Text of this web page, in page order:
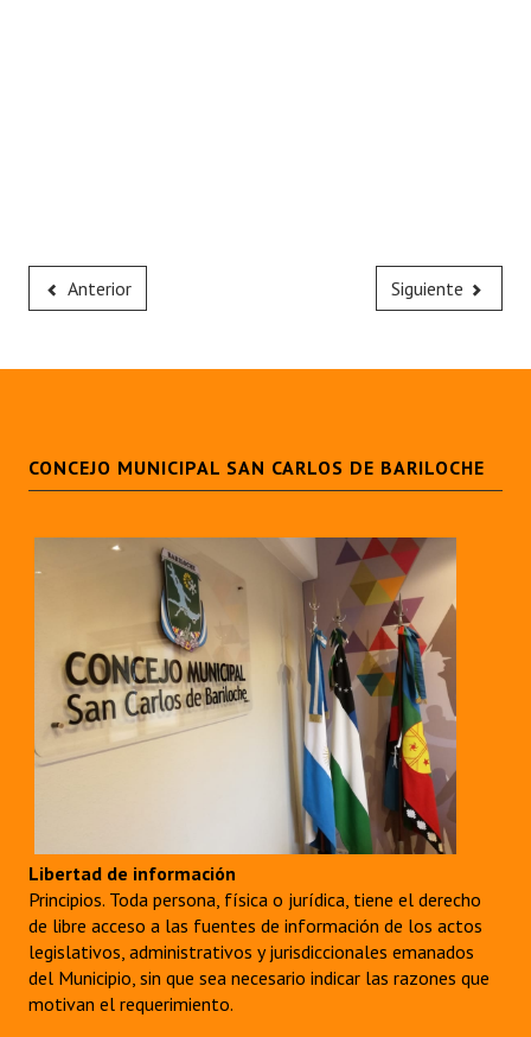
Anterior Siguiente
CONCEJO MUNICIPAL SAN CARLOS DE BARILOCHE
Libertad de información
Principios. Toda persona, física o jurídica, tiene el derecho
de libre acceso a las fuentes de información de los actos
legislativos, administrativos y jurisdiccionales emanados
del Municipio, sin que sea necesario indicar las razones que
motivan el requerimiento.